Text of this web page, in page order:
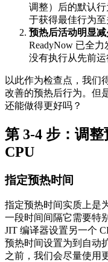
调整）后的默认
于获得最佳行为至
预热后活动明显减
ReadyNow 已全
没有执行从先前运
以此作为检查点，我们
改善的预热后行为。但
还能做得更好吗？
第 3-4 步：调
CPU
指定预热时间
指定预热时间实质上是
一段时间间隔它需要特
JIT 编译器设置另一个
预热时间设置为到自动
之前，我们会尽量使用